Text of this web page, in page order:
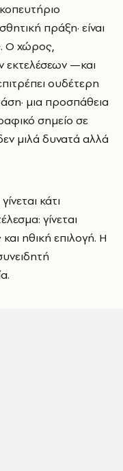
πράξη· είναι
Ο χώρος,
εκτελέσεων —και
ουδέτερη
μια προσπάθεια
σημείο σε
μιλά δυνατά αλλά
κάτι
γίνεται
ηθική επιλογή. Η